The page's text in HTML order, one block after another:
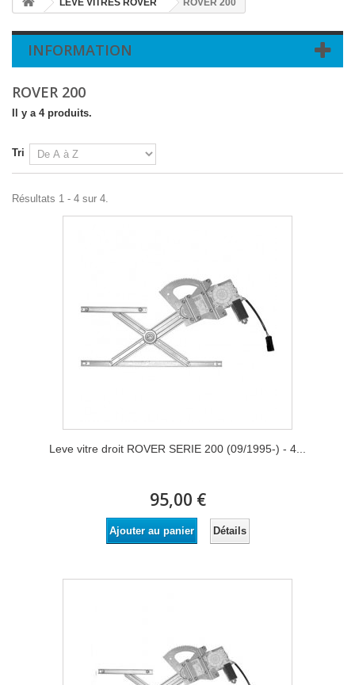
LEVE VITRES ROVER ROVER 200
INFORMATION
ROVER 200
Il y a 4 produits.
Tri
Résultats 1 - 4 sur 4.
Leve vitre droit ROVER SERIE 200 (09/1995-) - 4...
95,00 €
Ajouter au panier Détails